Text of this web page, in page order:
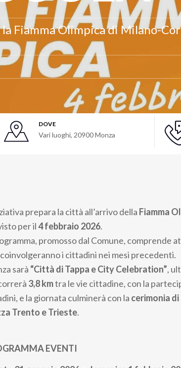
Fiamma Olimpica di Milano-
DOVE
Vari luoghi, 20900Monza
prepara la città all’arrivo della Fiamma
per il4 febbraio 2026.
promosso dal Comune, comprende
i cittadini nei mesi precedenti.
sarà “Città di Tappa e City Celebration”,
3,8 kmtra le vie cittadine, con la
e la giornata culminerà con la cerimonia
Trento e Trieste.
EVENTI